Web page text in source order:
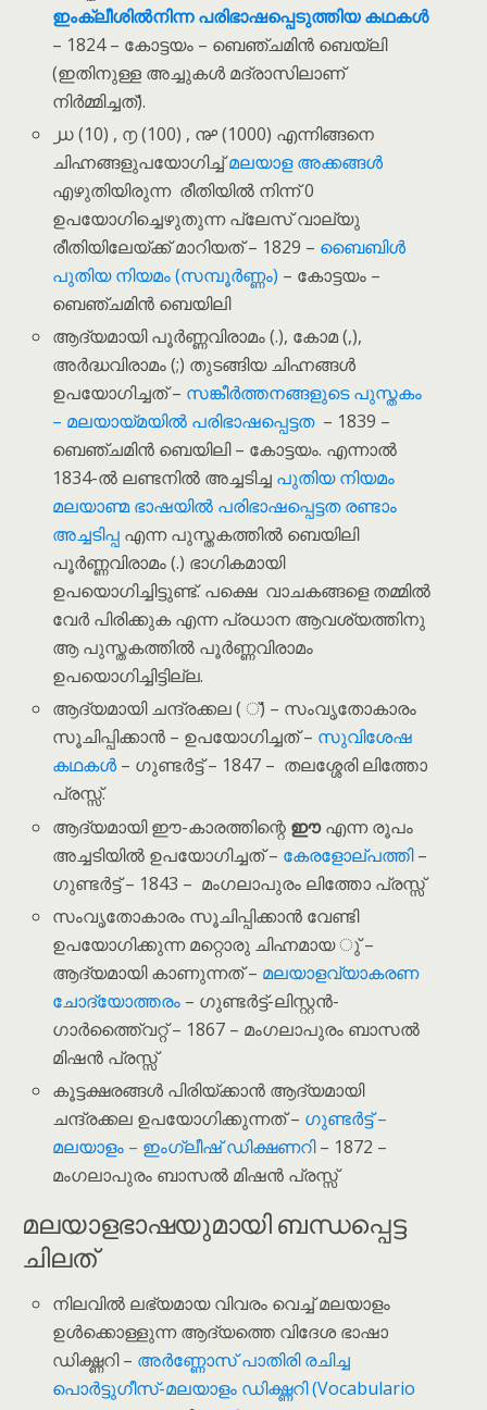
ഇംക്ലീശിൽനിന്ന പരിഭാഷപ്പെടുത്തിയ കഥകൾ
– 1824 – കോട്ടയം – ബെഞ്ചമിൻ ബെയ്‌ലി
(ഇതിനുള്ള അച്ചുകൾ മദ്രാസിലാണ്
നിർമ്മിച്ചത്).
൰ (10) , ൱ (100) , ൲ (1000) എന്നിങ്ങനെ
ചിഹ്നങ്ങളുപയോഗിച്ച്മലയാള അക്കങ്ങൾ
എഴുതിയിരുന്ന രീതിയിൽ നിന്ന് 0
ഉപയോഗിച്ചെഴുതുന്ന പ്ലേസ് വാല്യു
രീതിയിലേയ്ക്ക് മാറിയത് – 1829 – ബൈബിൾ
പുതിയ നിയമം (സമ്പൂർണ്ണം) – കോട്ടയം –
ബെഞ്ചമിൻ ബെയിലി
ആദ്യമായി പൂർണ്ണവിരാമം (.), കോമ (,),
അർദ്ധവിരാമം (;) തുടങ്ങിയ ചിഹ്നങ്ങൾ
ഉപയോഗിച്ചത് – സങ്കീർത്തനങ്ങളുടെ പുസ്തകം
– മലയായ്മയിൽ പരിഭാഷപ്പെട്ടത– 1839 –
ബെഞ്ചമിൻ ബെയിലി – കോട്ടയം. എന്നാൽ
1834-ൽ ലണ്ടനിൽ അച്ചടിച്ച പുതിയ നിയമം
മലയാണ്മ ഭാഷയിൽ പരിഭാഷപ്പെട്ടത രണ്ടാം
അച്ചടിപ്പ എന്ന പുസ്തകത്തിൽ ബെയിലി
പൂർണ്ണവിരാമം (.) ഭാഗികമായി
ഉപയൊഗിച്ചിട്ടുണ്ട്. പക്ഷെ വാചകങ്ങളെ തമ്മിൽ
വേർ പിരിക്കുക എന്ന പ്രധാന ആവശ്യത്തിനു
ആ പുസ്തകത്തിൽ പൂർണ്ണവിരാമം
ഉപയൊഗിച്ചിട്ടില്ല.
ആദ്യമായി ചന്ദ്രക്കല ( ്) – സംവൃതോകാരം
സൂചിപ്പിക്കാൻ – ഉപയോഗിച്ചത് – സുവിശേഷ
കഥകൾ – ഗുണ്ടർട്ട് – 1847 – തലശ്ശേരി ലിത്തോ
പ്രസ്സ്.
ആദ്യമായി ഈ-കാരത്തിന്റെ ഈഎന്ന രൂപം
അച്ചടിയിൽ ഉപയോഗിച്ചത് – കേരളോല്പത്തി–
ഗുണ്ടർട്ട് – 1843 – മംഗലാപുരം ലിത്തോ പ്രസ്സ്
സംവൃതോകാരം സൂചിപ്പിക്കാൻ വേണ്ടി
ഉപയോഗിക്കുന്ന മറ്റൊരു ചിഹ്നമായ ു് –
ആദ്യമായി കാണുന്നത് – മലയാളവ്യാകരണ
ചോദ്യോത്തരം – ഗുണ്ടർട്ട്-ലിസ്റ്റൻ-
ഗാര്‍ത്തൈ്വറ്റ് – 1867 – മംഗലാപുരം ബാസൽ
മിഷൻ പ്രസ്സ്
കൂട്ടക്ഷരങ്ങൾ പിരിയ്ക്കാൻ ആദ്യമായി
ചന്ദ്രക്കല ഉപയോഗിക്കുന്നത് – ഗുണ്ടർട്ട് –
മലയാളം – ഇംഗ്ലീഷ് ഡിക്ഷണറി– 1872 –
മംഗലാപുരം ബാസൽ മിഷൻ പ്രസ്സ്
മലയാളഭാഷയുമായി ബന്ധപ്പെട്ട
ചിലത്
നിലവിൽ ലഭ്യമായ വിവരം വെച്ച് മലയാളം
ഉൾക്കൊള്ളുന്ന ആദ്യത്തെ വിദേശ ഭാഷാ
ഡിക്ഷ്ണറി – അർണ്ണോസ് പാതിരി രചിച്ച
പൊർട്ടുഗീസ്-മലയാളം ഡിക്ഷ്ണറി (Vocabulario